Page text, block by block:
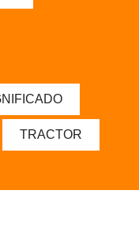
TRACTOR